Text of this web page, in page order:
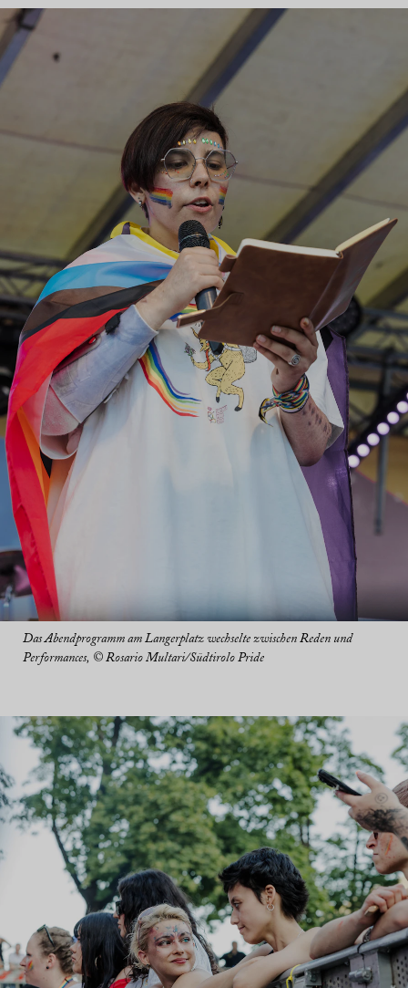
Das Abendprogramm am Langerplatz wechselte zwischen Reden und
Performances, © Rosario Multari/Südtirolo Pride